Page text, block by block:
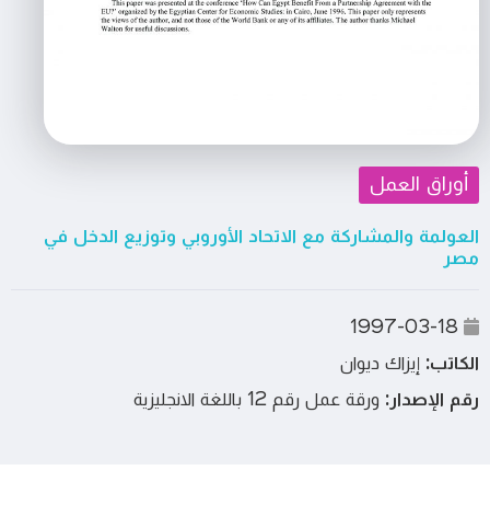
أوراق العمل
العولمة والمشاركة مع الاتحاد الأوروبي وتوزيع الدخل في
مصر
الكاتب: إيزاك ديوان
رقم الإصدار: ورقة عمل رقم 12 باللغة الانجليزية